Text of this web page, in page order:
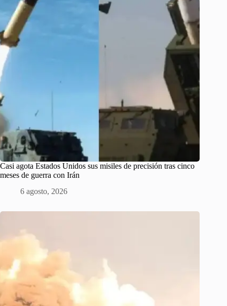
Casi agota Estados Unidos sus misiles de precisión tras cinco
meses de guerra con Irán
6 agosto, 2026